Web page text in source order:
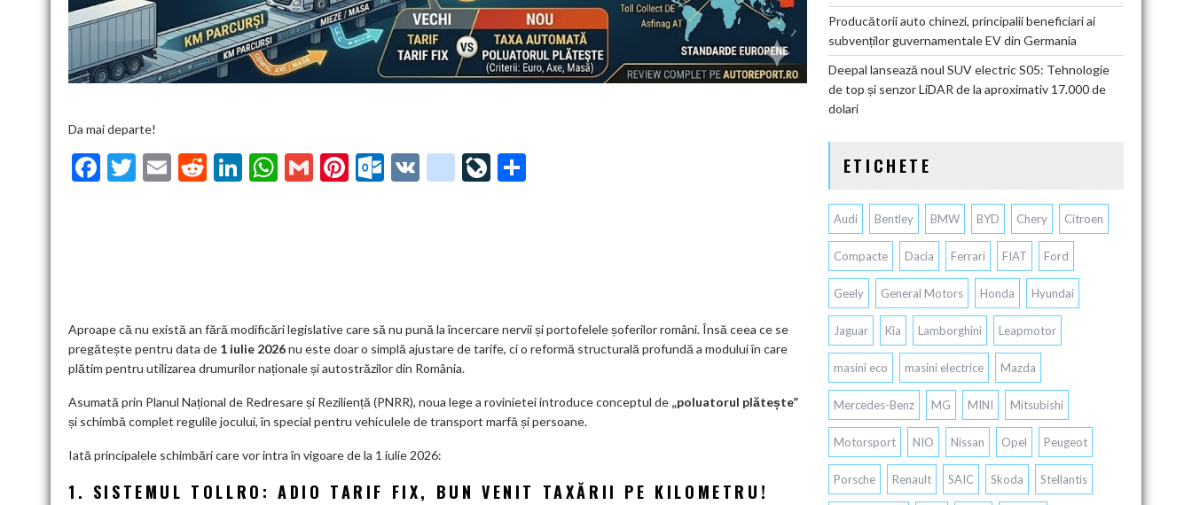
Da mai departe!
F
k
T
E
R
Li W
p
G
Pi O
m
g
o
o
k
m
ks
Li
Aproape că nu există an fără modificări legislative care să nu pună la încercare nervii și portofelele șoferilor români. Însă ceea ce se
pregătește pentru data de 1 iulie 2026nu este doar o simplă ajustare de tarife, ci o reformă structurală profundă a modului în care
plătim pentru utilizarea drumurilor naționale și autostrăzilor din România.
Asumată prin Planul Național de Redresare și Reziliență (PNRR), noua lege a rovinietei introduce conceptul de „poluatorul plătește”
și schimbă complet regulile jocului, în special pentru vehiculele de transport marfă și persoane.
Iată principalele schimbări care vor intra în vigoare de la 1 iulie 2026:
1. SISTEMUL TOLLRO: ADIO TARIF FIX, BUN VENIT TAXĂRII PE KILOMETRU!
Producătorii auto chinezi, principalii beneficiari ai
subvenților guvernamentale EV din Germania
Deepal lansează noul SUV electric S05: Tehnologie
de top și senzor LiDAR de la aproximativ 17.000 de
dolari
ETICHETE
Audi Bentley BMW BYD Chery Citroen
Compacte Dacia Ferrari FIAT Ford
Geely General Motors Honda Hyundai
Jaguar Kia Lamborghini Leapmotor
masini eco masini electrice Mazda
Mercedes-Benz MG MINI Mitsubishi
Motorsport NIO Nissan Opel Peugeot
Porsche Renault SAIC Skoda Stellantis